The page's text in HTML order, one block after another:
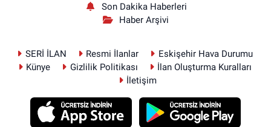
Son Dakika Haberleri
Haber Arşivi
SERİ İLAN Resmi İlanlar
Eskişehir Hava Durumu
Künye
Gizlilik Politikası
İlan Oluşturma Kuralları
İletişim